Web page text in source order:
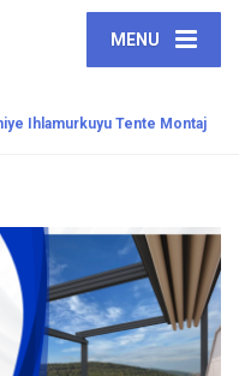
MENU
Ihlamurkuyu Tente Montaj